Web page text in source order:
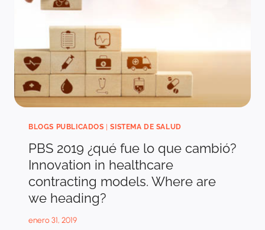
BLOGS PUBLICADOS |SISTEMA DE SALUD
PBS 2019 ¿qué fue lo que cambió?
Innovation in healthcare
contracting models. Where are
we heading?
enero 31, 2019